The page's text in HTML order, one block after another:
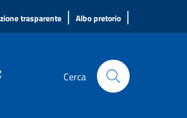
trasparente | Albo pretorio |
Cerca